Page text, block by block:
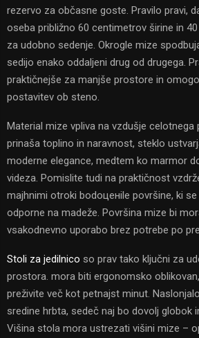
rezervo za občasne goste. Pravilo pravi,
oseba približno 60 centimetrov širine in
za udobno sedenje. Okrogle mize
sedijo enako oddaljeni drug od drugega.
praktičnejše za manjše prostore in
postavitev ob steno.
Material mize vpliva na vzdušje celotnega
prinaša toplino in naravnost, steklo
moderne elegance, medtem ko marmor
videza. Pomislite tudi na praktičnost
majhnimi otroki bodoценile površine, ki
odporne na madeže. Površina mize bi
vsakodnevno uporabo brez potrebe po
Stoli za jedilnico so prav tako ključni za
prostora. mora biti ergonomsko
preživite več kot petnajst minut.
sredine hrbta, sedeč naj bo dovolj globok
Višina stola mora ustrezati višini mize –